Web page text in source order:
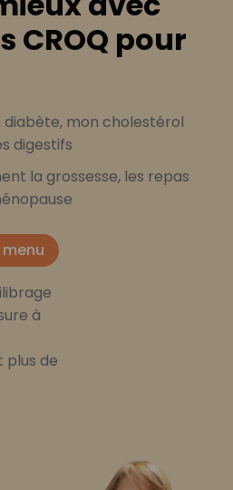
CROQ pour
mon cholestérol
digestifs
la grossesse, les repas
à
plus de